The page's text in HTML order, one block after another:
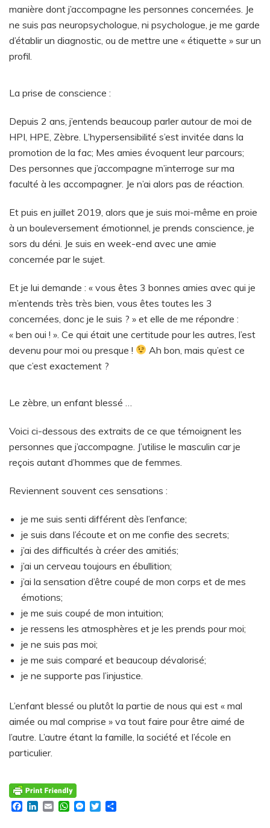
manière dont j’accompagne les personnes concernées. Je
ne suis pas neuropsychologue, ni psychologue, je me garde
d’établir un diagnostic, ou de mettre une « étiquette » sur un
profil.
La prise de conscience :
Depuis 2 ans, j’entends beaucoup parler autour de moi de
HPI, HPE, Zèbre. L’hypersensibilité s’est invitée dans la
promotion de la fac; Mes amies évoquent leur parcours;
Des personnes que j’accompagne m’interroge sur ma
faculté à les accompagner. Je n’ai alors pas de réaction.
Et puis en juillet 2019, alors que je suis moi-même en proie
à un bouleversement émotionnel, je prends conscience, je
sors du déni. Je suis en week-end avec une amie
concernée par le sujet.
Et je lui demande : « vous êtes 3 bonnes amies avec qui je
m’entends très très bien, vous êtes toutes les 3
concernées, donc je le suis ? » et elle de me répondre :
« ben oui ! ». Ce qui était une certitude pour les autres, l’est
devenu pour moi ou presque !
Ah bon, mais qu’est ce
que c’est exactement ?
Le zèbre, un enfant blessé …
Voici ci-dessous des extraits de ce que témoignent les
personnes que j’accompagne. J’utilise le masculin car je
reçois autant d’hommes que de femmes.
Reviennent souvent ces sensations :
je me suis senti différent dès l’enfance;
je suis dans l’écoute et on me confie des secrets;
j’ai des difficultés à créer des amitiés;
j’ai un cerveau toujours en ébullition;
j’ai la sensation d’être coupé de mon corps et de mes
émotions;
je me suis coupé de mon intuition;
je ressens les atmosphères et je les prends pour moi;
je ne suis pas moi;
je me suis comparé et beaucoup dévalorisé;
je ne supporte pas l’injustice.
L’enfant blessé ou plutôt la partie de nous qui est « mal
aimée ou mal comprise » va tout faire pour être aimé de
l’autre. L’autre étant la famille, la société et l’école en
particulier.
Facebook
LinkedIn
EmailWhatsApp
Messenger
Twitter